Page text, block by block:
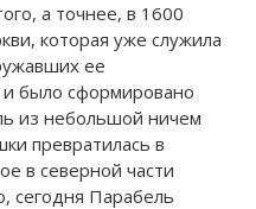
а точнее, в 1600
которая уже служила
ее
было сформировано
из небольшой ничем
превратилась в
в северной части
сегодня Парабель